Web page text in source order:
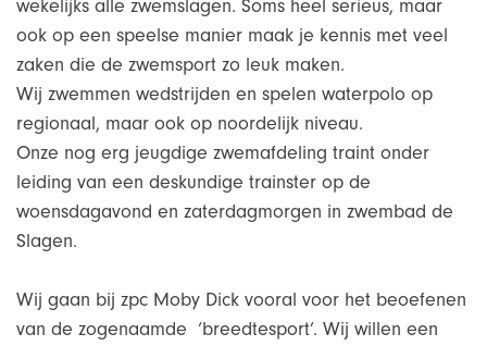
wekelijks alle zwemslagen. Soms heel serieus, maar
ook op een speelse manier maak je kennis met veel
zaken die de zwemsport zo leuk maken.
Wij zwemmen wedstrijden en spelen waterpolo op
regionaal, maar ook op noordelijk niveau.
Onze nog erg jeugdige zwemafdeling traint onder
leiding van een deskundige trainster op de
woensdagavond en zaterdagmorgen in zwembad de
Slagen.
Wij gaan bij zpc Moby Dick vooral voor het beoefenen
van de zogenaamde ‘breedtesport’. Wij willen een